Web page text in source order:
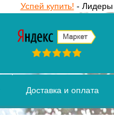
Успей купить! - Лидеры
Доставка и оплата